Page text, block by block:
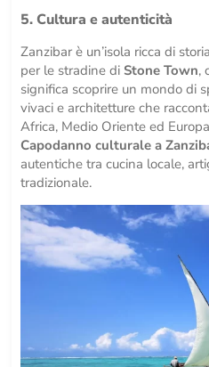
5. Cultura e autenticità
Zanzibar è un’isola ricca di
per le stradine di Stone Town,
significa scoprire un mondo di
vivaci e architetture che
Africa, Medio Oriente ed
Capodanno culturale a
autentiche tra cucina locale,
tradizionale.